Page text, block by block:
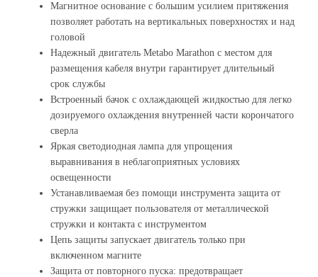
Магнитное основание с большим усилием притяжения
позволяет работать на вертикальных поверхностях и над
головой
Надежный двигатель Metabo Marathon с местом для
размещения кабеля внутри гарантирует длительный
срок службы
Встроенный бачок с охлаждающей жидкостью для легко
дозируемого охлаждения внутренней части корончатого
сверла
Яркая светодиодная лампа для упрощения
выравнивания в неблагоприятных условиях
освещенности
Устанавливаемая без помощи инструмента защита от
стружки защищает пользователя от металлической
стружки и контакта с инструментом
Цепь защиты запускает двигатель только при
включенном магните
Защита от повторного пуска: предотвращает